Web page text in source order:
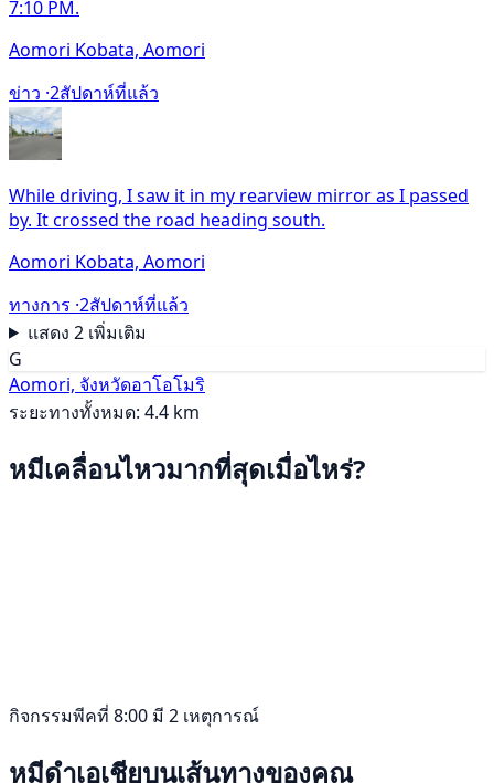
7:10 PM.
Aomori Kobata, Aomori
ข่าว ·2สัปดาห์ที่แล้ว
While driving, I saw it in my rearview mirror as I passed
by. It crossed the road heading south.
Aomori Kobata, Aomori
ทางการ ·2สัปดาห์ที่แล้ว
แสดง 2 เพิ่มเติม
G
Aomori, จังหวัดอาโอโมริ
ระยะทางทั้งหมด: 4.4 km
หมีเคลื่อนไหวมากที่สุดเมื่อไหร่?
กิจกรรมพีคที่ 8:00 มี 2 เหตุการณ์
หมีดำเอเชียบนเส้นทางของคุณ